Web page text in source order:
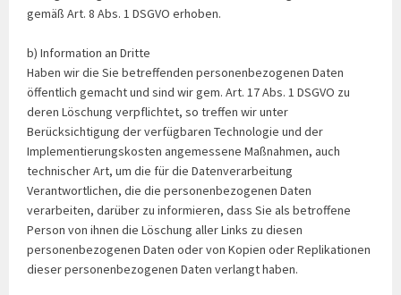
gemäß Art. 8 Abs. 1 DSGVO erhoben.
b) Information an Dritte
Haben wir die Sie betreffenden personenbezogenen Daten
öffentlich gemacht und sind wir gem. Art. 17 Abs. 1 DSGVO zu
deren Löschung verpflichtet, so treffen wir unter
Berücksichtigung der verfügbaren Technologie und der
Implementierungskosten angemessene Maßnahmen, auch
technischer Art, um die für die Datenverarbeitung
Verantwortlichen, die die personenbezogenen Daten
verarbeiten, darüber zu informieren, dass Sie als betroffene
Person von ihnen die Löschung aller Links zu diesen
personenbezogenen Daten oder von Kopien oder Replikationen
dieser personenbezogenen Daten verlangt haben.